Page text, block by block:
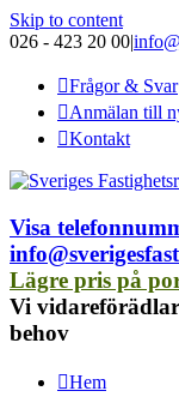
Skip to content
026 - 423 20 00|
Frågor & Svar
Anmälan till
Kontakt
Visa
Lägre pris på
Vi
behov
Hem